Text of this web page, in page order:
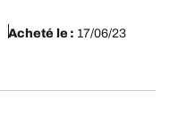
Acheté le : 17/06/23